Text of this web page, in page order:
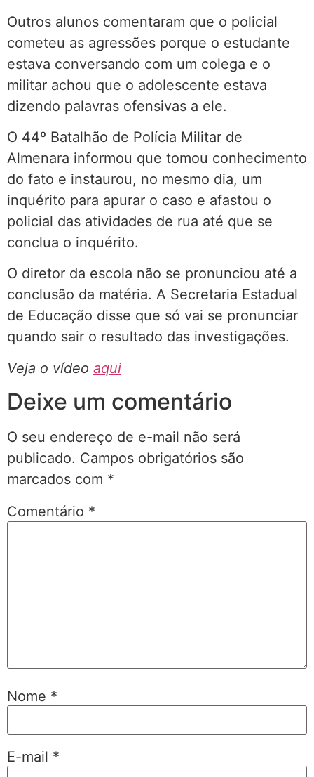
Outros alunos comentaram que o policial
cometeu as agressões porque o estudante
estava conversando com um colega e o
militar achou que o adolescente estava
dizendo palavras ofensivas a ele.
O 44º Batalhão de Polícia Militar de
Almenara informou que tomou conhecimento
do fato e instaurou, no mesmo dia, um
inquérito para apurar o caso e afastou o
policial das atividades de rua até que se
conclua o inquérito.
O diretor da escola não se pronunciou até a
conclusão da matéria. A Secretaria Estadual
de Educação disse que só vai se pronunciar
quando sair o resultado das investigações.
Veja o vídeo aqui
Deixe um comentário
O seu endereço de e-mail não será
publicado. Campos obrigatórios são
marcados com *
Comentário *
Nome *
E-mail *